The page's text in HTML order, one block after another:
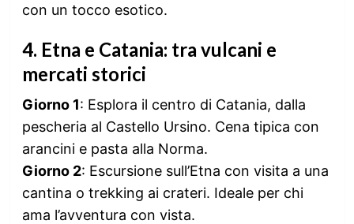
con un tocco esotico.
4. Etna e Catania: tra vulcani e
mercati storici
Giorno 1: Esplora il centro di Catania, dalla
pescheria al Castello Ursino. Cena tipica con
arancini e pasta alla Norma.
Giorno 2: Escursione sull’Etna con visita a una
cantina o trekking ai crateri. Ideale per chi
ama l’avventura con vista.